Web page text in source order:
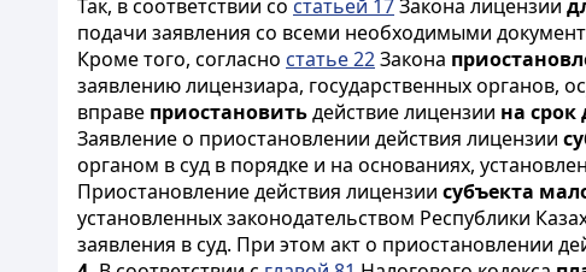
Так, в соответствии со статьей 17Закона лицензии
подачи заявления со всеми необходимыми
Кроме того, согласно статье 22Закона
заявлению лицензиара, государственных органов,
вправе приостановитьдействие лицензии на срок
Заявление о приостановлении действия лицензии
органом в суд в порядке и на основаниях,
Приостановление действия лицензии субъекта
установленных законодательством Республики
заявления в суд. При этом акт о приостановлении